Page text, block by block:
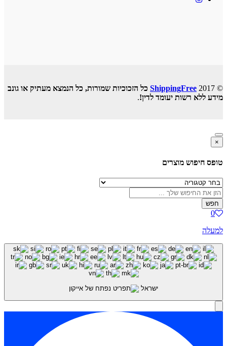
© 2017
ShippingFree כל הזכוכיות שמורות, כל הנמצא מעתיק או גונב
מידע ללא רשות יעומד לדין!.
×
טופס חיפוש מוצרים
חפש
0
למעלה
ישראל